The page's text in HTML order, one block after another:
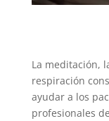
La meditación,
respiración
ayudar a los
profesionales